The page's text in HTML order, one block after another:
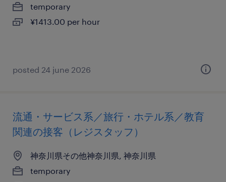
temporary
¥1413.00 per hour
posted 24 june 2026
流通・サービス系／旅行・ホテル系／教育
関連の接客（レジスタッフ）
神奈川県その他神奈川県, 神奈川県
temporary